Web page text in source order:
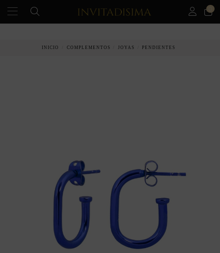
INICIO COMPLEMENTOS JOYAS PENDIENTES